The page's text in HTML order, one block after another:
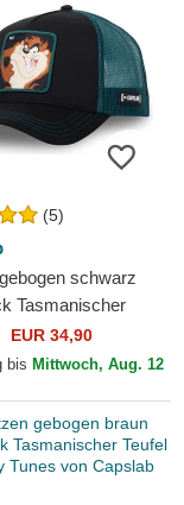
(5)
schwarz
Tasmanischer
Tunes von
EUR 34,90
bis Mittwoch, Aug. 12